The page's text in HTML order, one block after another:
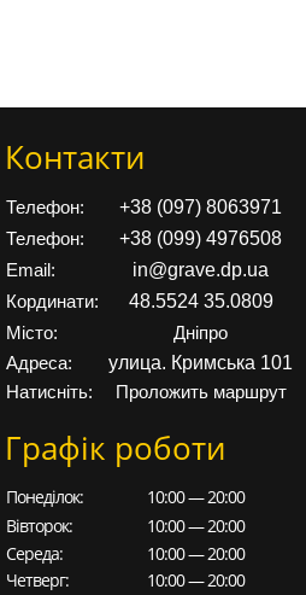
Контакти
Телефон: +38 (097) 8063971
Телефон: +38 (099) 4976508
Email: in@grave.dp.ua
Кординати: 48.5524 35.0809
Місто:
Дніпро
Адреса:
улица. Кримська 101
Натисніть: Проложить маршрут
Графік роботи
Понеділок:
10:00 — 20:00
Вівторок:
10:00 — 20:00
Середа:
10:00 — 20:00
Четверг:
10:00 — 20:00